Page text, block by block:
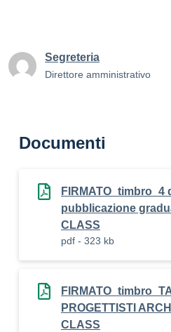
Segreteria
Direttore amministrativo
Documenti
FIRMATO_timbro_4
pubblicazione
CLASS
pdf - 323 kb
PROGETTISTI
CLASS